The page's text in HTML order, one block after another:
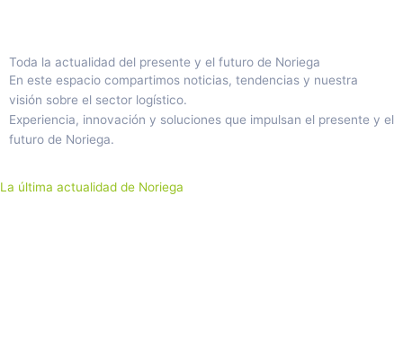
Toda la actualidad del presente y el futuro de Noriega
En este espacio compartimos noticias, tendencias y nuestra
visión sobre el sector logístico.
Experiencia, innovación y soluciones que impulsan el presente y el
futuro de Noriega.
La última actualidad de Noriega